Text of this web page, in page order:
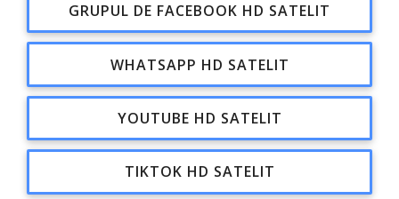
GRUPUL DE FACEBOOK HD SATELIT
WHATSAPP HD SATELIT
YOUTUBE HD SATELIT
TIKTOK HD SATELIT